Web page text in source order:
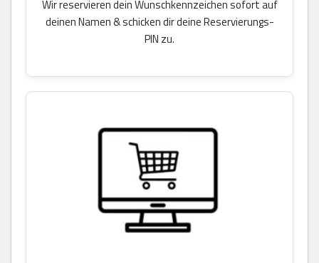
Wir reservieren dein Wunschkennzeichen sofort auf
deinen Namen & schicken dir deine Reservierungs-
PIN zu.